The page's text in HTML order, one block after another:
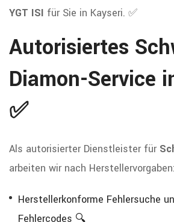
YGT ISI für Sie in Kayseri. ✅
Autorisiertes
Diamon-Service
✅
Als autorisierter Dienstleister für
arbeiten wir nach Herstellervorgaben:
Herstellerkonforme Fehlersuche
Fehlercodes 🔍